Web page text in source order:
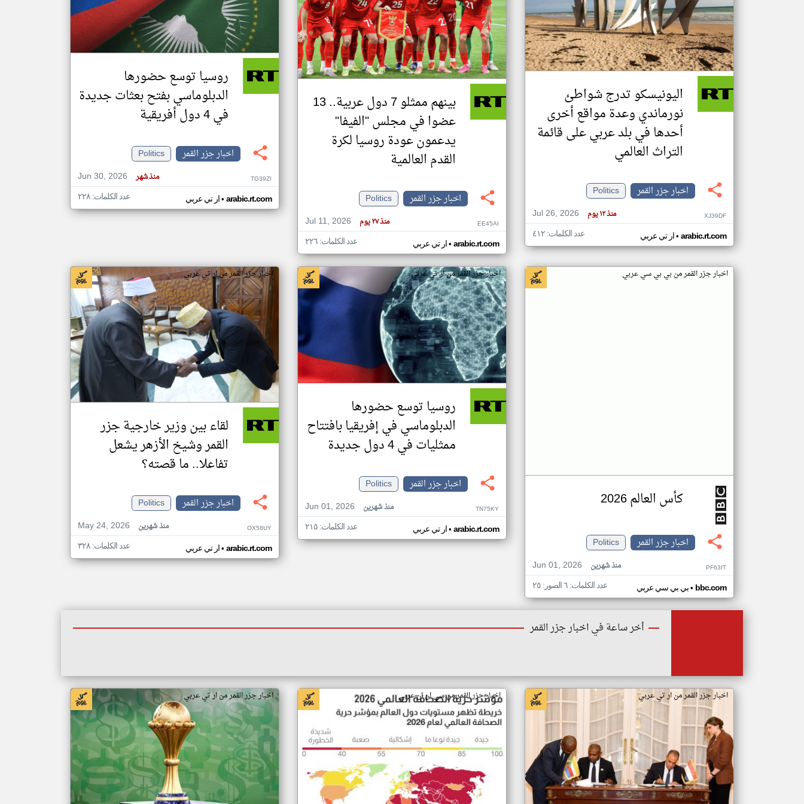
تغيير الدولة
اخبار جزر القمر على مدار الساعة
أهم اخبار جزر القمر العاجلة والمباشرة
اليونيسكو تدرج شواطئ
نورماندي وعدة مواقع أخرى
أحدها في بلد عربي على قائمة
التراث العالمي
اخبار جزر القمر
Politics
Jul 26, 2026
منذ ١٢ يوم XJ39DF
ار تي عربي• arabic.rt.com عدد الكلمات: ٤١٢
بينهم ممثلو 7 دول عربية.. 13
عضوا في مجلس "الفيفا"
يدعمون عودة روسيا لكرة
القدم العالمية
اخبار جزر القمر
Politics
Jul 11, 2026
منذ ٢٧ يوم EE45AI
ار تي عربي• arabic.rt.com عدد الكلمات: ٢٢٦
روسيا توسع حضورها
الدبلوماسي بفتح بعثات جديدة
في 4 دول أفريقية
اخبار جزر القمر
Politics
Jun 30, 2026
منذ شهر TG39ZI
ار تي عربي• arabic.rt.com عدد الكلمات: ٢٢٨
اخبار جزر القمر من بي بي سي عربي
كأس العالم 2026
اخبار جزر القمر
Politics
Jun 01, 2026
منذ شهرين PF63IT
بي بي سي عربي• bbc.com عدد الكلمات: ٦ الصور: ٢٥
اخبار جزر القمر من ار تي عربي
روسيا توسع حضورها
الدبلوماسي في إفريقيا بافتتاح
ممثليات في 4 دول جديدة
اخبار جزر القمر
Politics
Jun 01, 2026
منذ شهرين TN75KY
ار تي عربي• arabic.rt.com عدد الكلمات: ٢١٥
اخبار جزر القمر من ار تي عربي
لقاء بين وزير خارجية جزر
القمر وشيخ الأزهر يشعل
تفاعلا.. ما قصته؟
اخبار جزر القمر
Politics
May 24, 2026
منذ شهرين OX58UY
ار تي عربي• arabic.rt.com عدد الكلمات: ٣٢٨
أخر ساعة في اخبار جزر القمر
اخبار جزر القمر من ار تي عربي اخبار جزر القمر من سي ان ان عربي اخبار جزر القمر من ار تي عربي
klyoum.com